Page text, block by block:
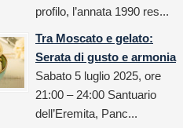
profilo, l’annata 1990 res...
Tra Moscato e gelato:
Serata di gusto e armonia
Sabato 5 luglio 2025, ore
21:00 – 24:00 Santuario
dell’Eremita, Panc...